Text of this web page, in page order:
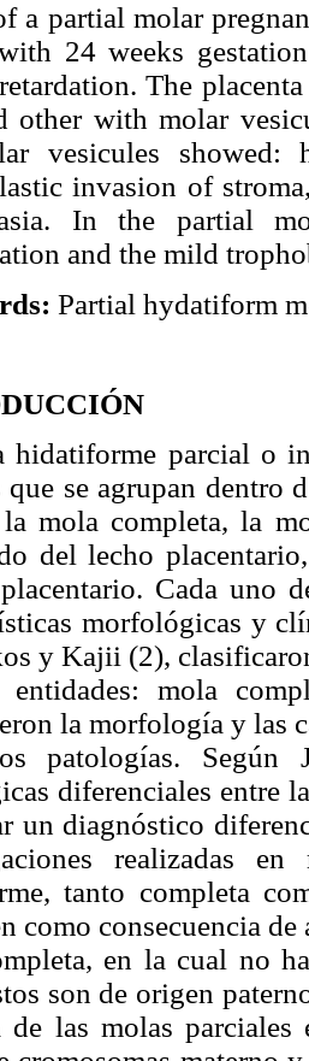
a partial molar
24 weeks
The
other with molar
vesicules showed:
invasion of
In the partial
and the mild
Partial hydatiform
hidatiforme parcial o
que se agrupan dentro
mola completa, la
del lecho
Cada uno
morfológicas y
y Kajii (2),
entidades: mola
la morfología y las
patologías. Según
diferenciales entre
un diagnóstico
realizadas
tanto completa
como consecuencia
en la cual no
son de origen
de las molas parciales